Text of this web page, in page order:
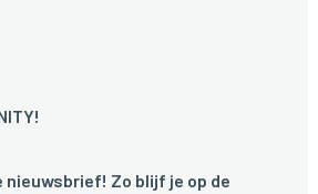
nieuwsbrief! Zo blijf je op de